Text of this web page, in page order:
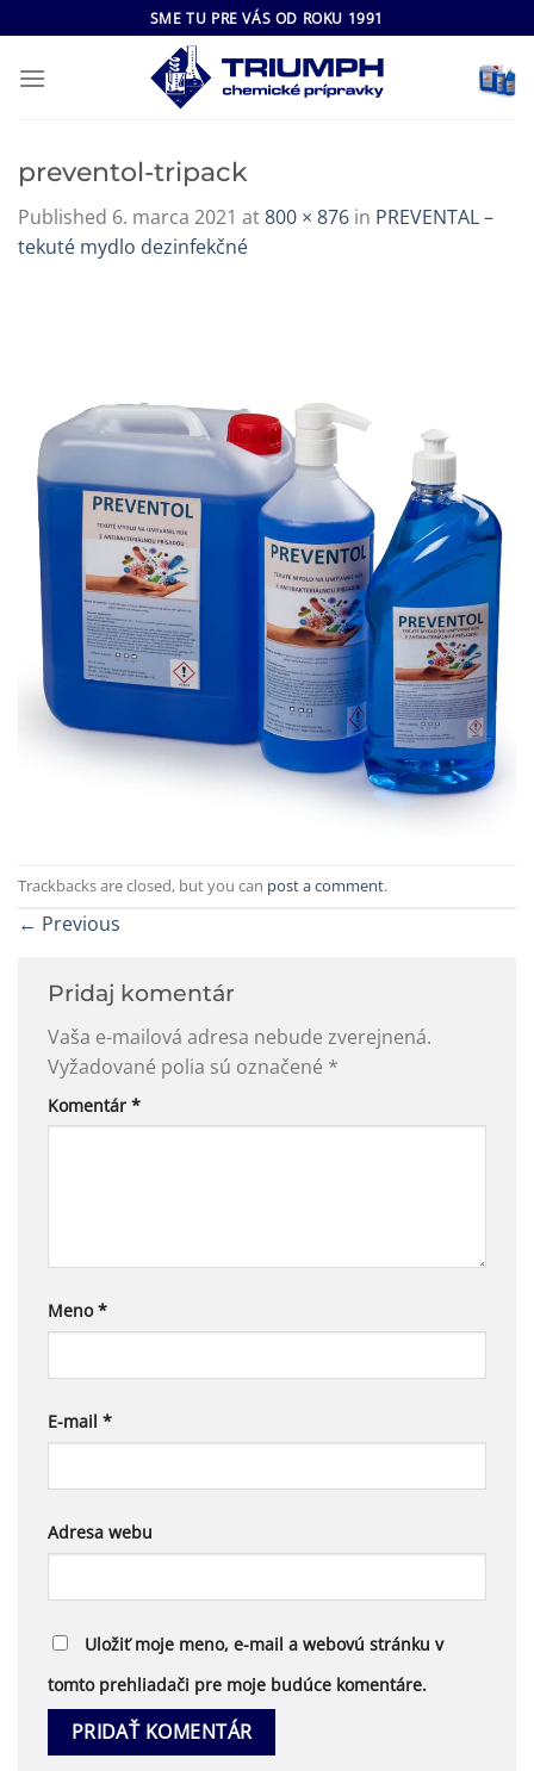
to
content
SME TU PRE VÁS OD ROKU 1991
preventol-tripack
Published 6. marca 2021 at800 × 876 in PREVENTAL –
tekuté mydlo dezinfekčné
Trackbacks are closed, but you can post a comment.
← Previous
Pridaj komentár
Vaša e-mailová adresa nebude zverejnená.
Vyžadované polia sú označené *
Komentár *
Meno*
E-mail *
Adresa webu
Uložiť moje meno, e-mail a webovú stránku v
tomto prehliadači pre moje budúce komentáre.